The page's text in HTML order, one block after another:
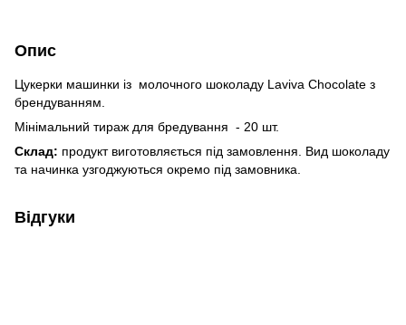
Опис
Цукерки машинки із молочного шоколаду Laviva Chocolate з
брендуванням.
Мінімальний тираж для бредування - 20 шт.
Склад: продукт виготовляється під замовлення. Вид шоколаду
та начинка узгоджуються окремо під замовника.
Відгуки